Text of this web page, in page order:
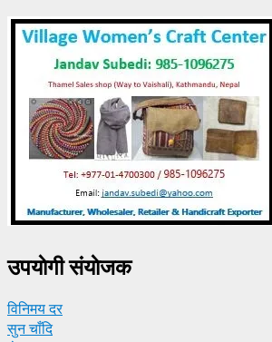
उपयाेगी संयाेजक
विनिमय दर
सुन चाँदि